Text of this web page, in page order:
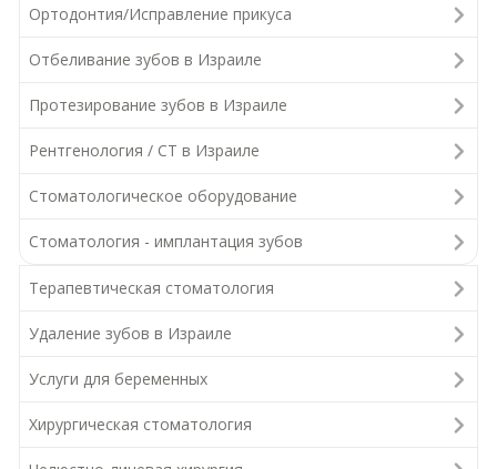
Ортодонтия/Исправление прикуса
Отбеливание зубов в Израиле
Протезирование зубов в Израиле
Рентгенология / СТ в Израиле
Стоматологическое оборудование
Стоматология - имплантация зубов
Терапевтическая стоматология
Удаление зубов в Израиле
Услуги для беременных
Хирургическая стоматология